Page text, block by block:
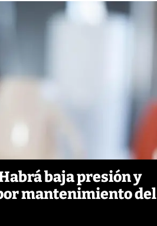
baja presión y
mantenimiento del